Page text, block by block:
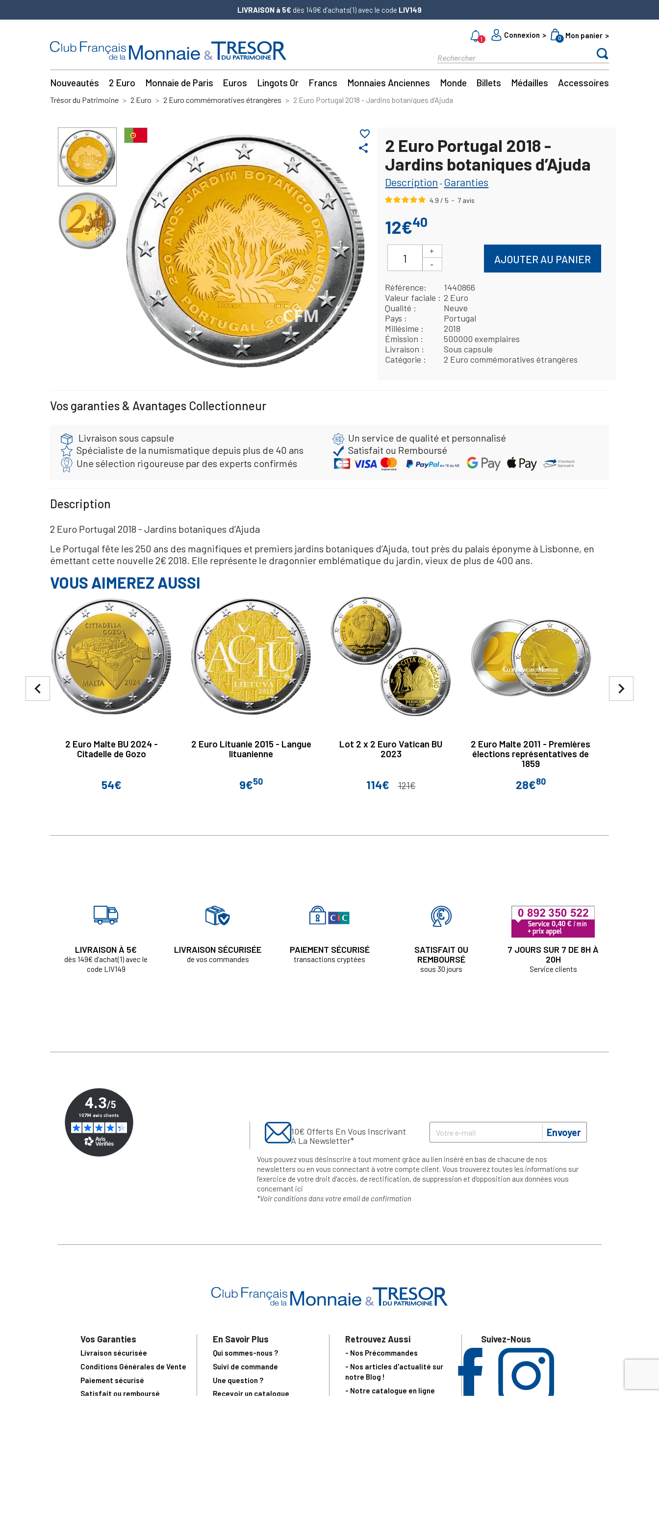
LIVRAISON à 5€ dès 149€ d’achats(1) avec le code LIV149
1
Connexion 0 Mon panier
Nouveautés 2 Euro Monnaie de Paris Euros Lingots Or Francs Monnaies Anciennes Monde Billets Médailles Accessoires
Trésor du Patrimoine 2 Euro 2 Euro commémoratives étrangères 2 Euro Portugal 2018 - Jardins botaniques d’Ajuda
share
favorite_border
2 Euro Portugal 2018 -
Jardins botaniques d’Ajuda
Description - Garanties
4.9 / 5 - 7 avis
12€40
AJOUTER AU PANIER
Référence
1440866
Valeur faciale
2 Euro
Qualité
Neuve
Pays
Portugal
Millésime
2018
Émission
500000 exemplaires
Livraison
Sous capsule
Catégorie
2 Euro commémoratives étrangères
Vos garanties & Avantages Collectionneur
Livraison sous capsule
Un service de qualité et personnalisé
Spécialiste de la numismatique depuis plus de 40 ans
Satisfait ou Remboursé
Une sélection rigoureuse par des experts confirmés
Description
2 Euro Portugal 2018 - Jardins botaniques d’Ajuda
Le Portugal fête les 250 ans des magnifiques et premiers jardins botaniques d’Ajuda, tout près du palais éponyme à Lisbonne, en
émettant cette nouvelle 2€ 2018. Elle représente le dragonnier emblématique du jardin, vieux de plus de 400 ans.
VOUS AIMEREZ AUSSI
2 Euro Malte BU 2024 -
Citadelle de Gozo
Prix
54€
2 Euro Lituanie 2015 - Langue
lituanienne
Prix
9€50
Lot 2 x 2 Euro Vatican BU
2023
Prix
114€ Prix de base
121€
2 Euro Malte 2011 - Premières
élections représentatives de
1859
Prix
28€80
navigate_next
navigate_before
LIVRAISON À 5€
dès 149€ d'achat(1) avec le
code LIV149
LIVRAISON SÉCURISÉE
de vos commandes
PAIEMENT SÉCURISÉ
transactions cryptées
SATISFAIT OU
REMBOURSÉ
sous 30 jours
7 JOURS SUR 7 DE 8H À
20H
Service clients
10€ Offerts En Vous Inscrivant
À La Newsletter*
Envoyer
Vous pouvez vous désinscrire à tout moment grâce au lien inséré en bas de chacune de nos
newsletters ou en vous connectant à votre compte client. Vous trouverez toutes les informations sur
l’exercice de votre droit d'accès, de rectification, de suppression et d'opposition aux données vous
concernant ici
*Voir conditions dans votre email de confirmation
Vos Garanties
Livraison sécurisée
Conditions Générales de Vente
Paiement sécurisé
Satisfait ou remboursé
En Savoir Plus
Qui sommes-nous ?
Suivi de commande
Une question ?
Recevoir un catalogue
Retrouvez Aussi
- Nos Précommandes
- Nos articles d'actualité sur
notre Blog !
- Notre catalogue en ligne
Suivez-Nous